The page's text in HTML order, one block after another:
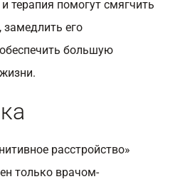
терапия помогут смягчить
замедлить его
большую
расстройство»
только врачом-